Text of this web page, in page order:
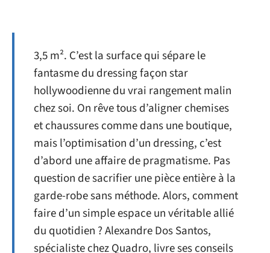
3,5 m². C’est la surface qui sépare le
fantasme du dressing façon star
hollywoodienne du vrai rangement malin
chez soi. On rêve tous d’aligner chemises
et chaussures comme dans une boutique,
mais l’optimisation d’un dressing, c’est
d’abord une affaire de pragmatisme. Pas
question de sacrifier une pièce entière à la
garde-robe sans méthode. Alors, comment
faire d’un simple espace un véritable allié
du quotidien ? Alexandre Dos Santos,
spécialiste chez Quadro, livre ses conseils